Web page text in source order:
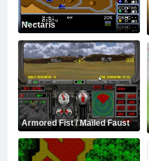
Nectaris
Armored Fist / Mailed Faust